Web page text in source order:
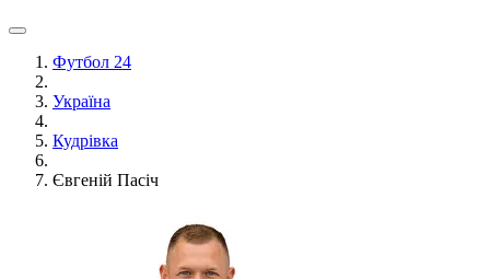
Футбол 24
Україна
Кудрівка
Євгеній Пасіч